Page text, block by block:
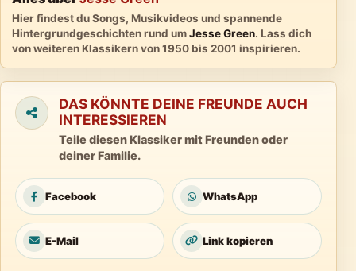
Hier findest du Songs, Musikvideos und spannende
Hintergrundgeschichten rund umJesse Green. Lass dich
von weiteren Klassikern von 1950 bis 2001 inspirieren.
DAS KÖNNTE DEINE FREUNDE AUCH
INTERESSIEREN
Teile diesen Klassiker mit Freunden oder
deiner Familie.
Facebook WhatsApp
E-Mail Link kopieren